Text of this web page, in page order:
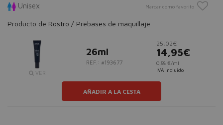
Unisex Marcar como favorito
Producto de Rostro / Prebases de maquillaje
VER
26ml
REF.: #193677
25,02€
14,95€
0,58 €/ml
IVA incluido
AÑADIR A LA CESTA